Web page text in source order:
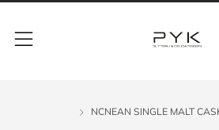
NCNEAN SINGLE MALT